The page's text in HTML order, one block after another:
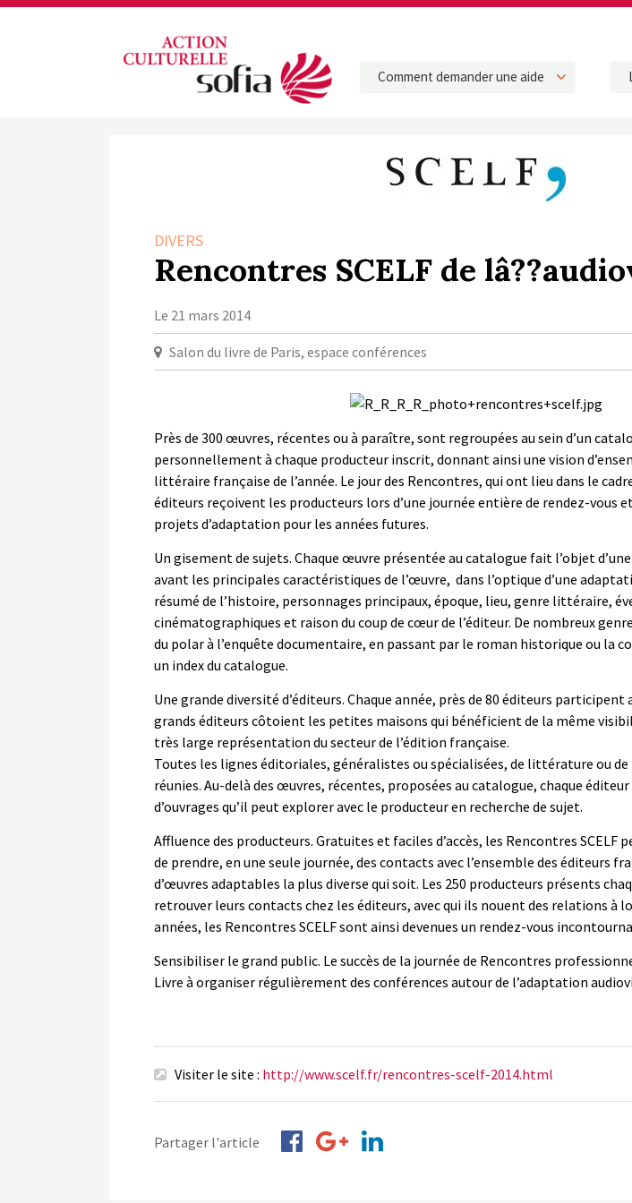
Comment demander une aide
DIVERS
Rencontres SCELF de
Le 21 mars 2014
Salon du livre de Paris, espace conférences
Près de 300 œuvres, récentes ou à paraître, sont regroupées au sein d’un
personnellement à chaque producteur inscrit, donnant ainsi une vision
littéraire française de l’année. Le jour des Rencontres, qui ont lieu dans le
éditeurs reçoivent les producteurs lors d’une journée entière de rendez-vous
projets d’adaptation pour les années futures.
Un gisement de sujets. Chaque œuvre présentée au catalogue fait l’objet
avant les principales caractéristiques de l’œuvre, dans l’optique d’une
résumé de l’histoire, personnages principaux, époque, lieu, genre littéraire,
cinématographiques et raison du coup de cœur de l’éditeur. De nombreux
du polar à l’enquête documentaire, en passant par le roman historique ou la
un index du catalogue.
Une grande diversité d’éditeurs. Chaque année, près de 80 éditeurs participent
grands éditeurs côtoient les petites maisons qui bénéficient de la même
très large représentation du secteur de l’édition française.
Toutes les lignes éditoriales, généralistes ou spécialisées, de littérature ou de
réunies. Au-delà des œuvres, récentes, proposées au catalogue, chaque
d’ouvrages qu’il peut explorer avec le producteur en recherche de sujet.
Affluence des producteurs. Gratuites et faciles d’accès, les Rencontres
de prendre, en une seule journée, des contacts avec l’ensemble des éditeurs
d’œuvres adaptables la plus diverse qui soit. Les 250 producteurs présents
retrouver leurs contacts chez les éditeurs, avec qui ils nouent des relations à
années, les Rencontres SCELF sont ainsi devenues un rendez-vous
Sensibiliser le grand public. Le succès de la journée de Rencontres
Livre à organiser régulièrement des conférences autour de l’adaptation
Visiter le site : http://www.scelf.fr/rencontres-scelf-2014.html
Partager l'article